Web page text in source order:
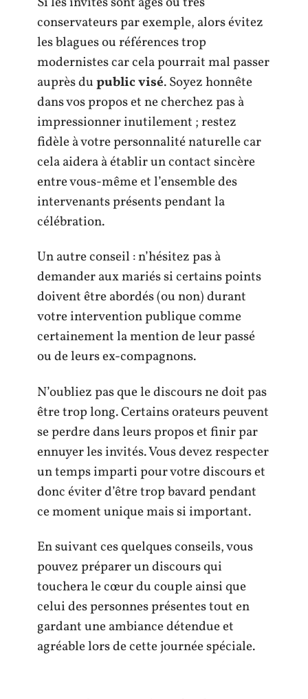
conservateurs par exemple, alors évitez
les blagues ou références trop
modernistes car cela pourrait mal passer
auprès dupublic visé. Soyez honnête
dans vos propos et ne cherchez pas à
impressionner inutilement ; restez
fidèle à votre personnalité naturelle car
cela aidera à établir un contact sincère
entre vous-même et l’ensemble des
intervenants présents pendant la
célébration.
Un autre conseil : n’hésitez pas à
demander aux mariés si certains points
doivent être abordés (ou non) durant
votre intervention publique comme
certainement la mention de leur passé
ou de leurs ex-compagnons.
N’oubliez pas que le discours ne doit pas
être trop long. Certains orateurs peuvent
se perdre dans leurs propos et finir par
ennuyer les invités. Vous devez respecter
un temps imparti pour votre discours et
donc éviter d’être trop bavard pendant
ce moment unique mais si important.
En suivant ces quelques conseils, vous
pouvez préparer un discours qui
touchera le cœur du couple ainsi que
celui des personnes présentes tout en
gardant une ambiance détendue et
agréable lors de cette journée spéciale.